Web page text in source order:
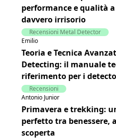
performance e qualità
davvero irrisorio
Recensioni Metal Detector
Emilio
Teoria e Tecnica
Detecting: il manuale
riferimento per i
Recensioni
Antonio Junior
Primavera e trekking:
perfetto tra benessere,
scoperta